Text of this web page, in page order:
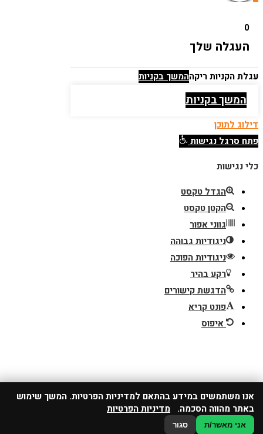
0
העגלה שלך
עגלת הקניות ריקההמשך בקניות
המשך בקניות
דילוג לתוכן
פתח סרגל נגישות
כלי נגישות
הגדל טקסט
הקטן טקסט
גווני אפור
ניגודיות גבוהה
ניגודיות הפוכה
רקע בהיר
הדגשת קישורים
פונט קריא
איפוס
אנו משתמשים במידע בהתאם למדיניות הפרטיות. המשך שימוש
באתר מהווה הסכמה. מדיניות הפרטיות
אני מאשר/ת סגור